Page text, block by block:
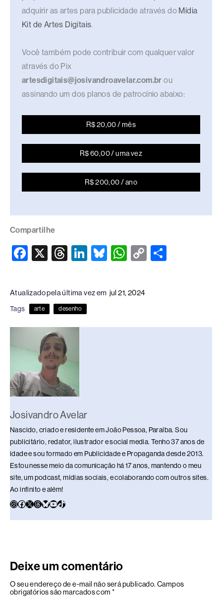
adquirir as artes para publicidade através do Mídia
Kit de Artes Digitais.
Você também pode contribuir com qualquer valor
através do Pix
artesdigitais@josivandroavelar.com.br ou
assinando um dos planos de patrocínio abaixo:
R$ 20,00 / mês
R$ 60,00 / uma vez
R$ 200,00 / ano
Compartilhe
F
c
e
b
o
o
X
T
e
a
d
s
Li
e
n
Bl
e
sk
W
at
s
p
C
n
Atualizado pela última vez em jul 21, 2024
Tags arte desenho
Josivandro Avelar
Nascido, criado e residente em João Pessoa, Paraíba. Sou
publicitário, redator, ilustrador e social media. Tenho 37 anos de
idade e sou formado em Publicidade e Propaganda desde 2013.
Estou nesse meio da comunicação há 17 anos, mantendo o meu
site, um podcast, mídias sociais, e colaborando com outros sites.
Ao infinito e além!
Deixe um comentário
O seu endereço de e-mail não será publicado. Campos
obrigatórios são marcados com *